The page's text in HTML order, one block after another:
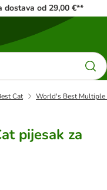
dostava od 29,00 €**
Cat World's Best Multiple
pijesak za